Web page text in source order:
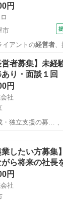
円
市
イアントの経営者、
業
営者募集】未経
り・面談１回
円
社
・独立支援の募…
を目指す方を募集し… いて ・会社経営者と
業したい方募集
ら将来の社長
円
社